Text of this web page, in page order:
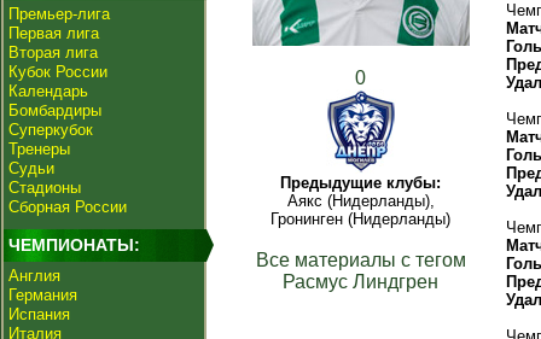
Премьер-лига
Первая лига
Вторая лига
Кубок России
Календарь
Бомбардиры
Суперкубок
Тренеры
Судьи
Стадионы
Сборная России
ЧЕМПИОНАТЫ:
Англия
Германия
Испания
Италия
0
Предыдущие клубы:
Аякс (Нидерланды),
Гронинген (Нидерланды)
Все материалы с тегом
Расмус Линдгрен